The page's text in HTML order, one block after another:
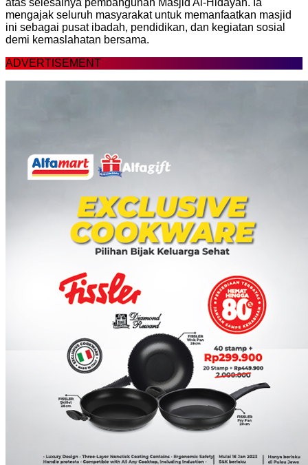
mengajak seluruh masyarakat untuk memanfaatkan masjid
ini sebagai pusat ibadah, pendidikan, dan kegiatan sosial
demi kemaslahatan bersama.
ADVERTISEMENT